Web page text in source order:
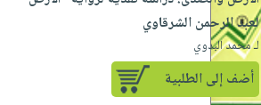
لعبد الرحمن الشرقاوي
لـ محمد البدوي
أضف إلى الطلبية